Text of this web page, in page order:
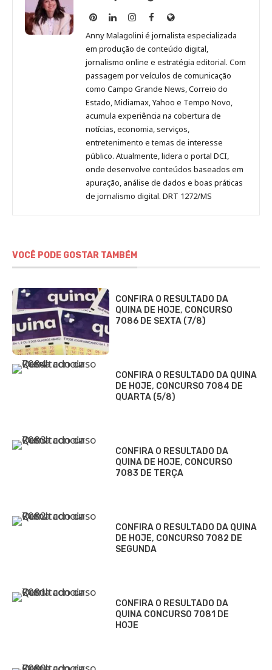
Anny
Malagolini
no
Pinterest
Anny
Malagolini
no
LinkedIn
Anny
Malagolini
no
Instagram
Anny
Malagolini
no
Facebook
Site
de
Anny
Malagolini
Anny Malagolini é jornalista especializada
em produção de conteúdo digital,
jornalismo online e estratégia editorial. Com
passagem por veículos de comunicação
como Campo Grande News, Correio do
Estado, Midiamax, Yahoo e Tempo Novo,
acumula experiência na cobertura de
notícias, economia, serviços,
entretenimento e temas de interesse
público. Atualmente, lidera o portal DCI,
onde desenvolve conteúdos baseados em
apuração, análise de dados e boas práticas
de jornalismo digital. DRT 1272/MS
VOCÊ PODE GOSTAR TAMBÉM
CONFIRA O RESULTADO DA
QUINA DE HOJE, CONCURSO
7086 DE SEXTA (7/8)
CONFIRA O RESULTADO DA QUINA
DE HOJE, CONCURSO 7084 DE
QUARTA (5/8)
CONFIRA O RESULTADO DA
QUINA DE HOJE, CONCURSO
7083 DE TERÇA
CONFIRA O RESULTADO DA QUINA
DE HOJE, CONCURSO 7082 DE
SEGUNDA
CONFIRA O RESULTADO DA
QUINA CONCURSO 7081 DE
HOJE